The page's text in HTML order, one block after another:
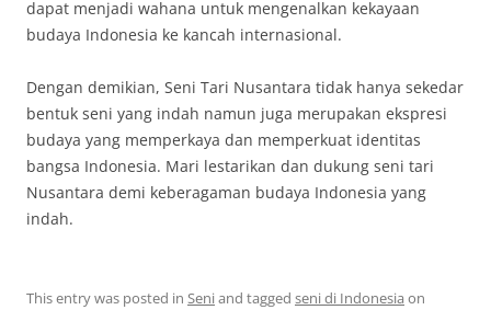
dapat menjadi wahana untuk mengenalkan kekayaan
budaya Indonesia ke kancah internasional.
Dengan demikian, Seni Tari Nusantara tidak hanya sekedar
bentuk seni yang indah namun juga merupakan ekspresi
budaya yang memperkaya dan memperkuat identitas
bangsa Indonesia. Mari lestarikan dan dukung seni tari
Nusantara demi keberagaman budaya Indonesia yang
indah.
This entry was posted in Seniand tagged seni di Indonesia on